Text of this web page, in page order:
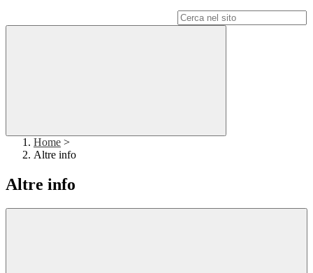
Home >
Altre info
Altre info